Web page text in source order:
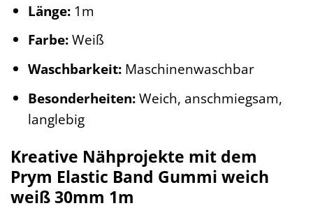
Länge:1m
Farbe:Weiß
Waschbarkeit:Maschinenwaschbar
Besonderheiten:Weich, anschmiegsam,
langlebig
Kreative Nähprojekte mit dem
Prym Elastic Band Gummi weich
weiß 30mm 1m